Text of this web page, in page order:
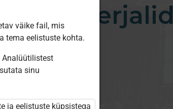
ja materjalid
väike fail, mis
tema eelistuste kohta.
Analüütilistest
sinu
ja eelistuste küpsistega